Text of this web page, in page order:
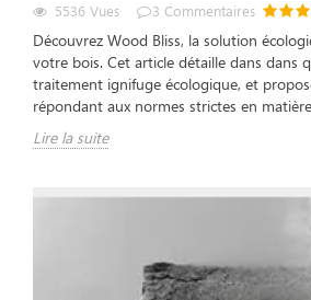
5536 Vues 3 Commentaires
Découvrez Wood Bliss, la solution
votre bois. Cet article détaille dans dans
traitement ignifuge écologique, et
répondant aux normes strictes en
Lire la suite